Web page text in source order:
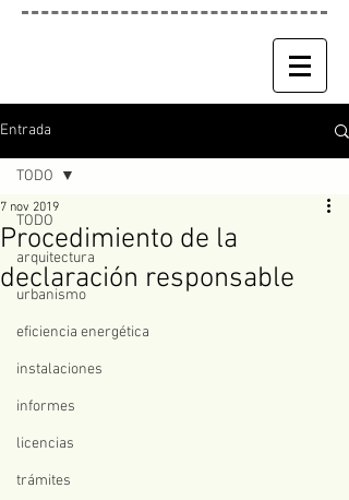
Entrada
TODO
arquitectura
urbanismo
eficiencia energética
instalaciones
informes
licencias
trámites
TODO
Procedimiento de la
declaración responsable
7 nov 2019